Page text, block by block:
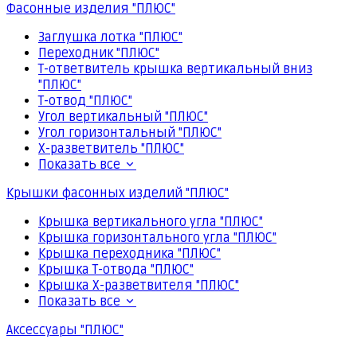
Фасонные изделия "ПЛЮС"
Заглушка лотка "ПЛЮС"
Переходник "ПЛЮС"
Т-ответвитель крышка вертикальный вниз
"ПЛЮС"
Т-отвод "ПЛЮС"
Угол вертикальный "ПЛЮС"
Угол горизонтальный "ПЛЮС"
Х-разветвитель "ПЛЮС"
Показать все
Крышки фасонных изделий "ПЛЮС"
Крышка вертикального угла "ПЛЮС"
Крышка горизонтального угла "ПЛЮС"
Крышка переходника "ПЛЮС"
Крышка Т-отвода "ПЛЮС"
Крышка Х-разветвителя "ПЛЮС"
Показать все
Аксессуары "ПЛЮС"